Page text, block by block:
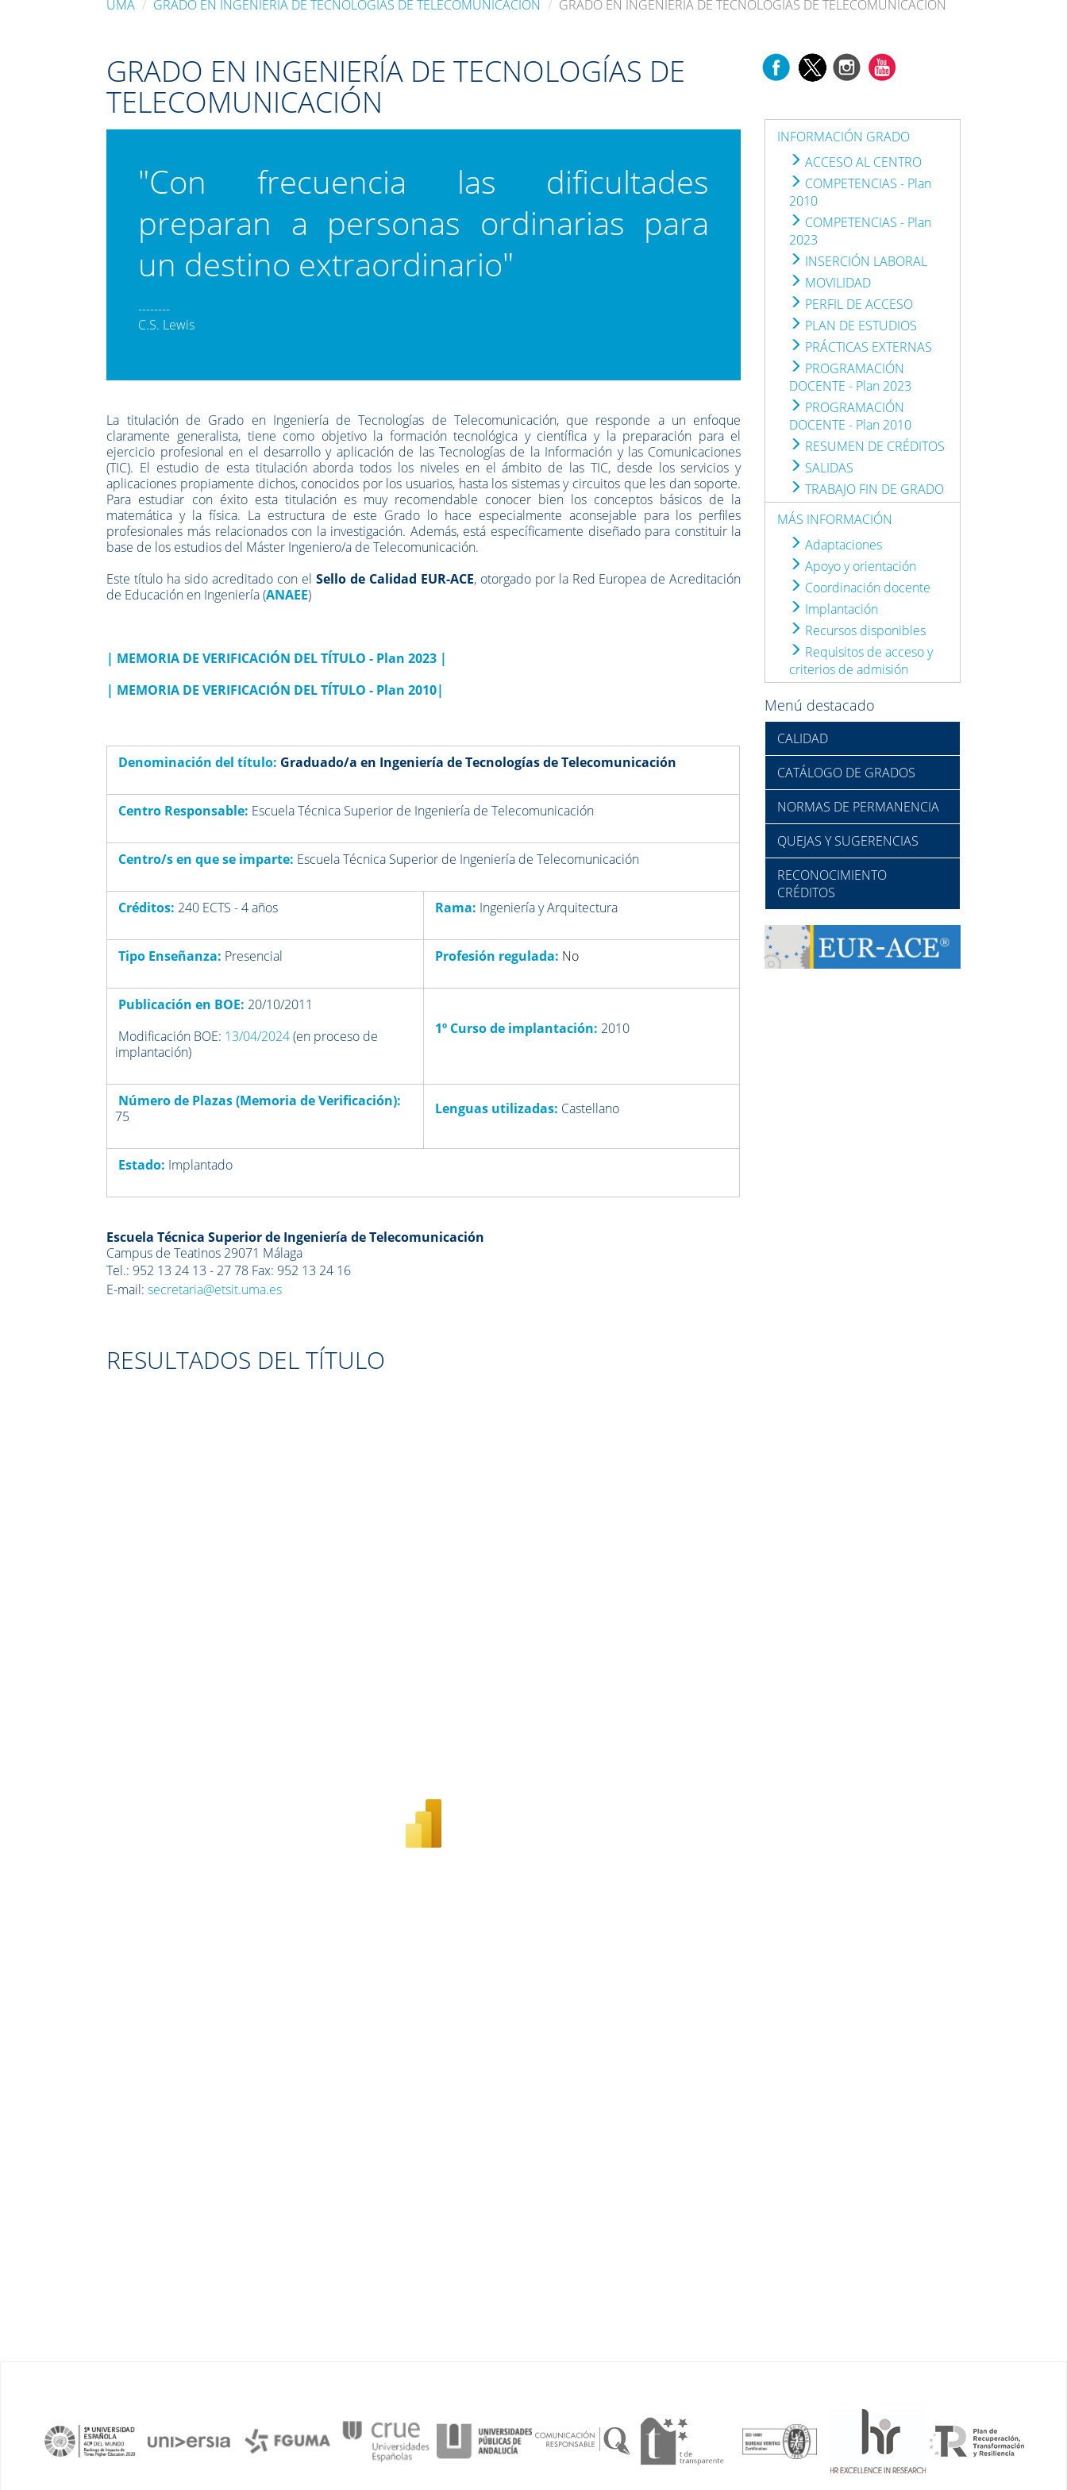
UMA GRADO EN INGENIERÍA DE TECNOLOGÍAS DE TELECOMUNICACIÓN GRADO EN INGENIERÍA DE TECNOLOGÍAS DE TELECOMUNICACIÓN
GRADO EN INGENIERÍA DE TECNOLOGÍAS DE
TELECOMUNICACIÓN
"Con frecuencia las dificultades
preparan a personas ordinarias para
un destino extraordinario"
--------
C.S. Lewis
La titulación de Grado en Ingeniería de Tecnologías de Telecomunicación, que responde a un enfoque
claramente generalista, tiene como objetivo la formación tecnológica y científica y la preparación para el
ejercicio profesional en el desarrollo y aplicación de las Tecnologías de la Información y las Comunicaciones
(TIC). El estudio de esta titulación aborda todos los niveles en el ámbito de las TIC, desde los servicios y
aplicaciones propiamente dichos, conocidos por los usuarios, hasta los sistemas y circuitos que les dan soporte.
Para estudiar con éxito esta titulación es muy recomendable conocer bien los conceptos básicos de la
matemática y la física. La estructura de este Grado lo hace especialmente aconsejable para los perfiles
profesionales más relacionados con la investigación. Además, está específicamente diseñado para constituir la
base de los estudios del Máster Ingeniero/a de Telecomunicación.
Este título ha sido acreditado con el Sello de Calidad EUR-ACE, otorgado por la Red Europea de Acreditación
de Educación en Ingeniería (ANAEE)
| MEMORIA DE VERIFICACIÓN DEL TÍTULO - Plan 2023 |
| MEMORIA DE VERIFICACIÓN DEL TÍTULO- Plan 2010|
Denominación del título: Graduado/a en Ingeniería de Tecnologías de Telecomunicación
Centro Responsable: Escuela Técnica Superior de Ingeniería de Telecomunicación
Centro/s en que se imparte: Escuela Técnica Superior de Ingeniería de Telecomunicación
Créditos: 240 ECTS - 4 años Rama: Ingeniería y Arquitectura
Tipo Enseñanza: Presencial Profesión regulada: No
Publicación en BOE: 20/10/2011
Modificación BOE: 13/04/2024(en proceso de
implantación)
1º Curso de implantación: 2010
Número de Plazas (Memoria de Verificación):
75
Lenguas utilizadas: Castellano
Estado: Implantado
Escuela Técnica Superior de Ingeniería de Telecomunicación
Campus de Teatinos 29071 Málaga
Tel.: 952 13 24 13 - 27 78 Fax: 952 13 24 16
E-mail:secretaria@etsit.uma.es
RESULTADOS DEL TÍTULO
INFORMACIÓN GRADO
ACCESO AL CENTRO
COMPETENCIAS - Plan
2010
COMPETENCIAS - Plan
2023
INSERCIÓN LABORAL
MOVILIDAD
PERFIL DE ACCESO
PLAN DE ESTUDIOS
PRÁCTICAS EXTERNAS
PROGRAMACIÓN
DOCENTE - Plan 2023
PROGRAMACIÓN
DOCENTE - Plan 2010
RESUMEN DE CRÉDITOS
SALIDAS
TRABAJO FIN DE GRADO
MÁS INFORMACIÓN
Adaptaciones
Apoyo y orientación
Coordinación docente
Implantación
Recursos disponibles
Requisitos de acceso y
criterios de admisión
Menú destacado
CALIDAD
CATÁLOGO DE GRADOS
NORMAS DE PERMANENCIA
QUEJAS Y SUGERENCIAS
RECONOCIMIENTO
CRÉDITOS